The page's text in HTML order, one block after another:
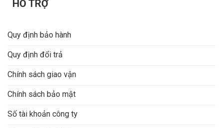
HỖ TRỢ
Quy định bảo hành
Quy định đổi trả
Chính sách giao vận
Chính sách bảo mật
Số tài khoản công ty